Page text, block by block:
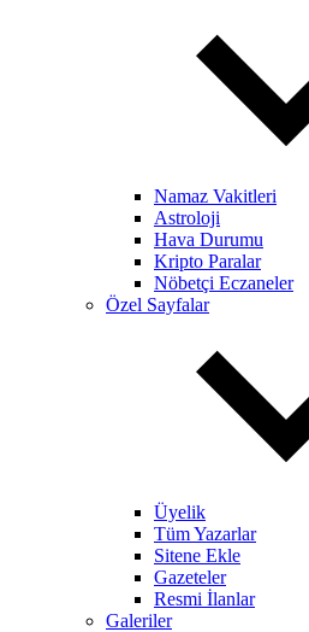
Namaz Vakitleri
Astroloji
Hava Durumu
Kripto Paralar
Nöbetçi Eczaneler
Özel Sayfalar
Üyelik
Tüm Yazarlar
Sitene Ekle
Gazeteler
Resmi İlanlar
Galeriler